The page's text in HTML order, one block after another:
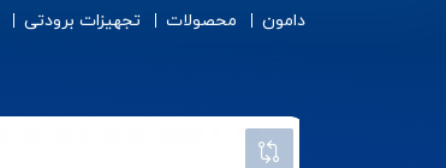
دامون محصولات تجهیزات برودتی